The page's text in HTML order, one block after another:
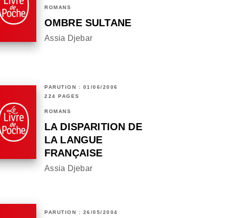
ROMANS
OMBRE SULTANE
Assia Djebar
PARUTION : 01/06/2006
224 PAGES
ROMANS
LA DISPARITION DE
LA LANGUE
FRANÇAISE
Assia Djebar
PARUTION : 26/05/2004